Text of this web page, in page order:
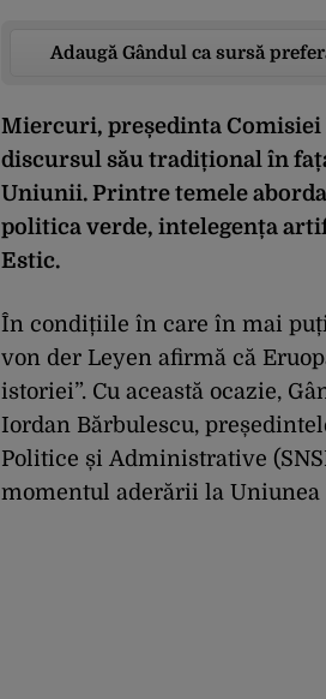
Adaugă Gândul ca sursă
Miercuri, președinta Comisiei
discursul său tradițional în
Uniunii. Printre temele
politica verde, intelegența
Estic.
În condițiile în care în mai
von der Leyen afirmă că
istoriei”. Cu această ocazie,
Iordan Bărbulescu,
Politice și Administrative
momentul aderării la Uniunea